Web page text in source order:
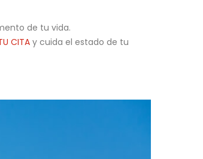
de tu vida.
CITA y cuida el estado de tu